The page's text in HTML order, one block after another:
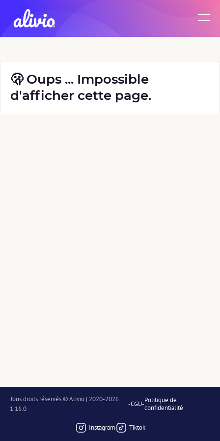
🫢 Oups ... Impossible
d'afficher cette page.
Tous droits réservés © Alivio | 2020-2026 |
1.16.0
-CGU-Politique de
confidentialité
Instagram Tiktok